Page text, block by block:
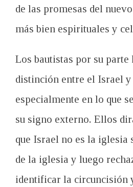
de las promesas del
más bien espirituales y
Los bautistas por su parte
distinción entre el Israel
especialmente en lo que
su signo externo. Ellos
que Israel no es la iglesia
de la iglesia y luego
identificar la circuncisión